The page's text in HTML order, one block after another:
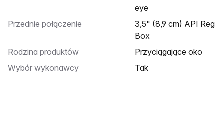
eye
Przednie połączenie
3,5" (8,9 cm) API Reg
Box
Rodzina produktów
Przyciągające oko
Wybór wykonawcy
Tak